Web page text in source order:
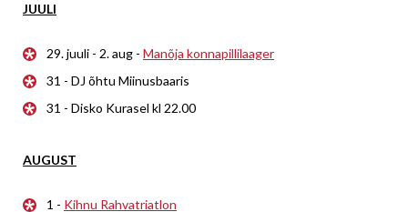
JUULI
29. juuli - 2. aug - Manõja konnapillilaager
31 - DJ õhtu Miinusbaaris
31 - Disko Kurasel kl 22.00
AUGUST
1 - Kihnu Rahvatriatlon